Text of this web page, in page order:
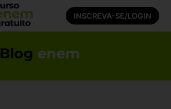
INSCREVA-SE/LOGIN
Blog enem